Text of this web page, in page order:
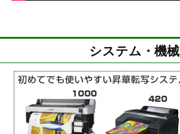
システム・機械